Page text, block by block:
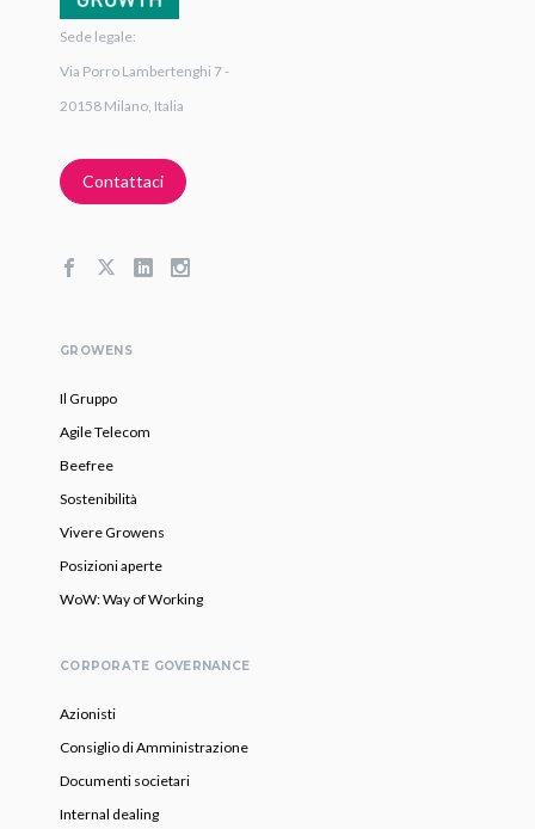
Sede legale:
Via Porro Lambertenghi 7 -
20158 Milano, Italia
Contattaci
GROWENS
Il Gruppo
Agile Telecom
Beefree
Sostenibilità
Vivere Growens
Posizioni aperte
WoW: Way of Working
CORPORATE GOVERNANCE
Azionisti
Consiglio di Amministrazione
Documenti societari
Internal dealing